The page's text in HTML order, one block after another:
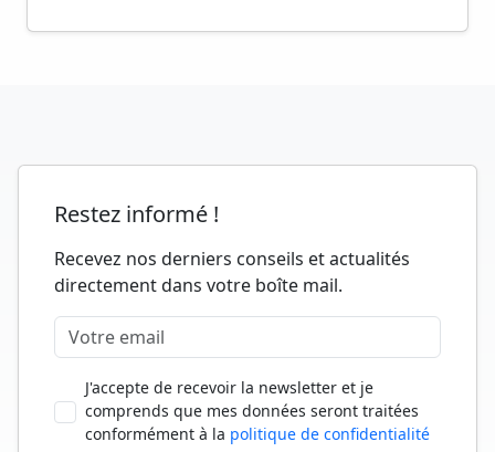
Restez informé !
Recevez nos derniers conseils et actualités
directement dans votre boîte mail.
J'accepte de recevoir la newsletter et je
comprends que mes données seront traitées
conformément à la politique de confidentialité